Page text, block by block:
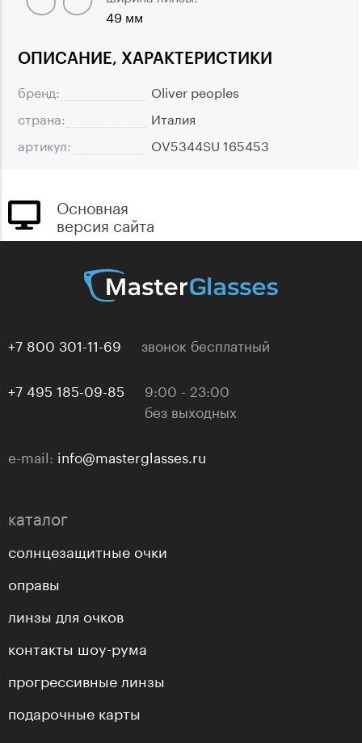
ОПИСАНИЕ, ХАРАКТЕРИСТИКИ
бренд:
Oliver peoples
страна:
Италия
артикул:
OV5344SU 165453
49 мм
Основная
версия сайта
+7 800 301-11-69 звонок бесплатный
+7 495 185-09-85
9:00 - 23:00
без выходных
e-mail: info@masterglasses.ru
каталог
солнцезащитные очки
оправы
линзы для очков
контакты шоу-рума
прогрессивные линзы
подарочные карты